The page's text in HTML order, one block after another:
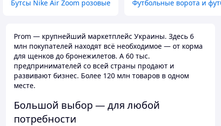
Бутсы Nike Air Zoom розовые Футбольные ворота и
Prom — крупнейший маркетплейс Украины. Здесь 6
млн покупателей находят всё необходимое — от корма
для щенков до бронежилетов. А 60 тыс.
предпринимателей со всей страны продают и
развивают бизнес. Более 120 млн товаров в одном
месте.
Большой выбор — для любой
потребности